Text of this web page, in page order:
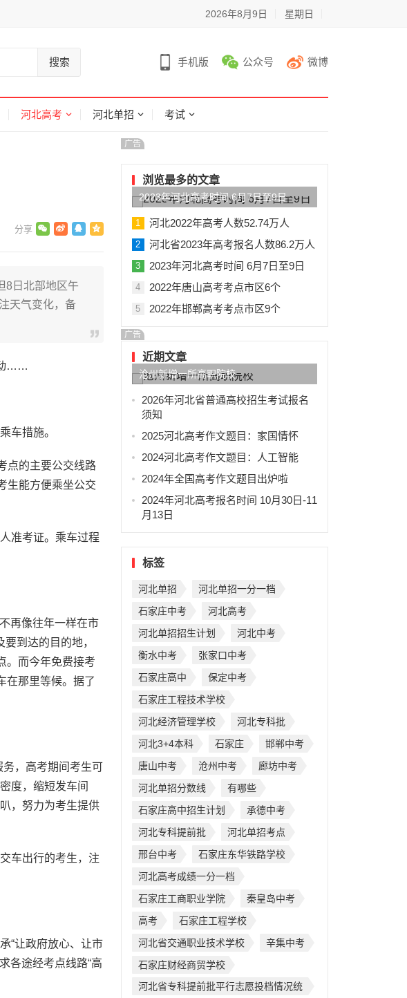
2026年8月9日 星期日
搜索 手机版 公众号 微博
河北高考 河北单招 考试
8日北部地区午
天气变化，备
动……
车措施。
点的主要公交线路
生能方便乘坐公交
准考证。乘车过程
再像往年一样在市
到达的目的地，
。而今年免费接考
在那里等候。据了
，高考期间考生可
度，缩短发车间
，努力为考生提供
车出行的考生，注
“让政府放心、让市
各途经考点线路“高
广告
浏览最多的文章
2023年河北高考时间 6月7日至9日
1 河北2022年高考人数52.74万人
2 河北省2023年高考报名人数86.2万人
3 2023年河北高考时间 6月7日至9日
4 2022年唐山高考考点市区6个
5 2022年邯郸高考考点市区9个
广告
近期文章
沧州新增一所高职院校
2026年河北省普通高校招生考试报名
须知
2025河北高考作文题目：家国情怀
2024河北高考作文题目：人工智能
2024年全国高考作文题目出炉啦
2024年河北高考报名时间 10月30日-11
月13日
标签
河北单招
河北单招一分一档
石家庄中考
河北高考
河北单招招生计划
河北中考
衡水中考
张家口中考
石家庄高中
保定中考
石家庄工程技术学校
河北经济管理学校
河北专科批
河北3+4本科
石家庄
邯郸中考
唐山中考
沧州中考
廊坊中考
河北单招分数线
有哪些
石家庄高中招生计划
承德中考
河北专科提前批
河北单招考点
邢台中考
石家庄东华铁路学校
河北高考成绩一分一档
石家庄工商职业学院
秦皇岛中考
高考
石家庄工程学校
河北省交通职业技术学校
辛集中考
石家庄财经商贸学校
河北省专科提前批平行志愿投档情况统